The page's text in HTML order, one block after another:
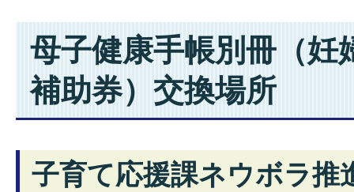
母子健康手帳別冊（妊
補助券）交換場所
子育て応援課ネウボラ推